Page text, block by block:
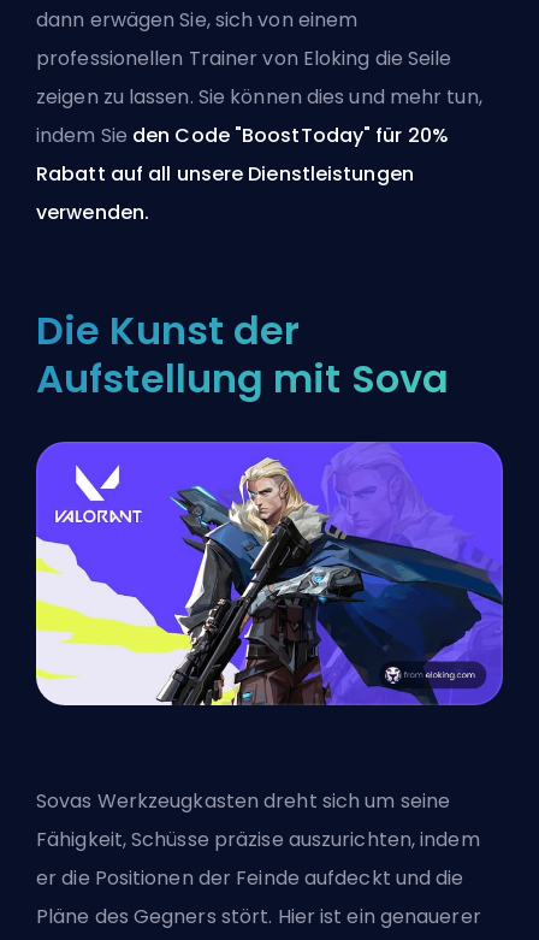
dann erwägen Sie, sich von einem
professionellen Trainer von Eloking die Seile
zeigen zu lassen. Sie können dies und mehr tun,
indem Sie den Code "BoostToday" für 20%
Rabatt auf all unsere Dienstleistungen
verwenden.
Die Kunst der
Aufstellung mit Sova
Sovas Werkzeugkasten dreht sich um seine
Fähigkeit, Schüsse präzise auszurichten, indem
er die Positionen der Feinde aufdeckt und die
Pläne des Gegners stört. Hier ist ein genauerer